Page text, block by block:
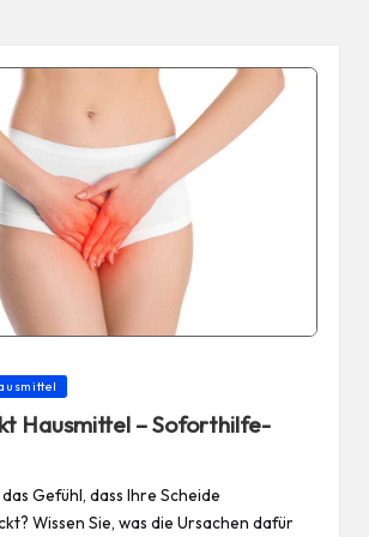
Hausmittel – Soforthilfe-
Gefühl, dass Ihre Scheide
Wissen Sie, was die Ursachen dafür